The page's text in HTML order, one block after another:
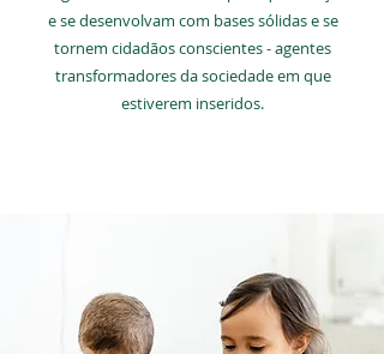
e se desenvolvam com bases sólidas e se
tornem cidadãos conscientes - agentes
transformadores da sociedade em que
estiverem inseridos.